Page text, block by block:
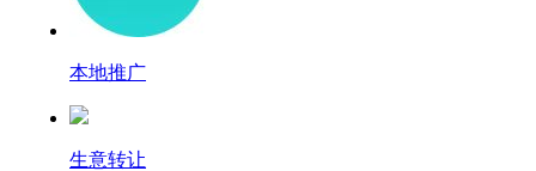
本地推广
生意转让